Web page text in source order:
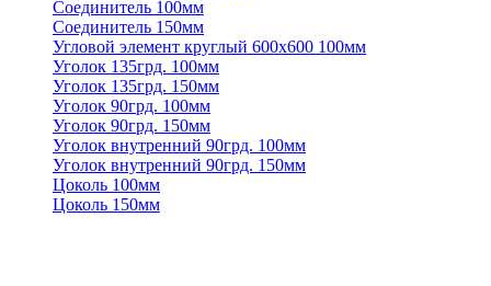
Соединитель 100мм
Соединитель 150мм
Угловой элемент круглый 600х600 100мм
Уголок 135грд. 100мм
Уголок 135грд. 150мм
Уголок 90грд. 100мм
Уголок 90грд. 150мм
Уголок внутренний 90грд. 100мм
Уголок внутренний 90грд. 150мм
Цоколь 100мм
Цоколь 150мм